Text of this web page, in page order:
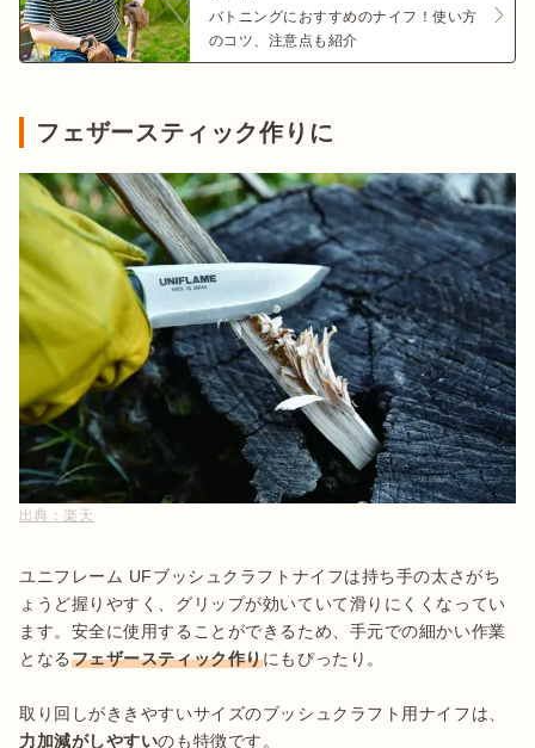
バトニングにおすすめのナイフ！使い方
のコツ、注意点も紹介
フェザースティック作りに
出典： 楽天
ユニフレーム UFブッシュクラフトナイフは持ち手の太さがち
ょうど握りやすく、グリップが効いていて滑りにくくなってい
ます。安全に使用することができるため、手元での細かい作業
となるフェザースティック作りにもぴったり。
取り回しがききやすいサイズのブッシュクラフト用ナイフは、
力加減がしやすいのも特徴です。